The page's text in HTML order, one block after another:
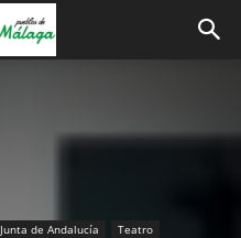
Junta de Andalucía Teatro